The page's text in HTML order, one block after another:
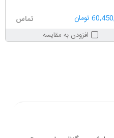
تومان تماس
افزودن به مقایسه